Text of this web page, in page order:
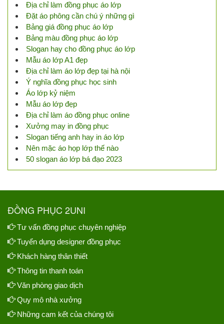
Địa chỉ làm đồng phục áo lớp
Đặt áo phông cần chú ý những gì
Bảng giá đồng phục áo lớp
Bảng màu đồng phục áo lớp
Slogan hay cho đồng phục áo lớp
Mẫu áo lớp A1 đẹp
Địa chỉ làm áo lớp đẹp tại hà nội
Ý nghĩa đồng phục học sinh
Áo lớp kỷ niệm
Mẫu áo lớp đẹp
Địa chỉ làm áo đồng phục online
Xưởng may in đồng phục
Slogan tiếng anh hay in áo lớp
Nên mặc áo họp lớp thế nào
50 slogan áo lớp bá đạo 2023
ĐỒNG PHỤC 2UNI
Tư vấn đồng phục chuyên nghiệp
Tuyển dụng designer đồng phục
Khách hàng thân thiết
Thông tin thanh toán
Văn phòng giao dịch
Quy mô nhà xưởng
Những cam kết của chúng tôi